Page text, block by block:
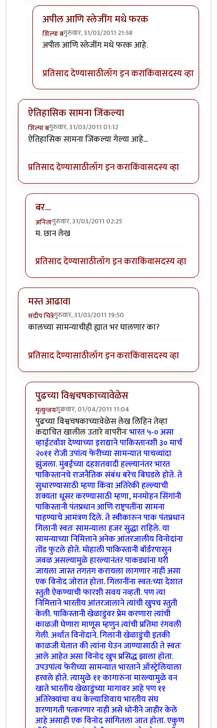
अपील आणि स्लेजींग मधे फरक
शिल्पा बगुरुवार, 31/03/2011 21:58
In reply toकिरण मोरे खुप जास्त अपील करत
अपील आणि स्लेजींग मधे फरक आहे.
प्रतिसाद देण्यासाठीलॉग इन कराकिंवासदस्य व्हा
ऐतिहासिक सामना जिंकल्या
शिल्पा बगुरुवार, 31/03/2011 01:12
ऐतिहासिक सामना जिंकल्या गेल्या आहे...
प्रतिसाद देण्यासाठीलॉग इन कराकिंवासदस्य व्हा
बर...
अनितागुरुवार, 31/03/2011 02:25
In reply to
म. छान लेख
प्रतिसाद देण्यासाठीलॉग इन कराकिंवासदस्य व्हा
मस्त आढावा
संदीप चित्रेगुरुवार, 31/03/2011 19:50
कालच्या सामन्याचीही ह्यात भर घालणार का?
प्रतिसाद देण्यासाठीलॉग इन कराकिंवासदस्य व्हा
पुढच्या विश्वचषकाच्यावेळेस
मृत्युन्जयशुक्रवार, 01/04/2011 11:04
In reply toमस्त आढावाbyसंदीप चित्रे
पुढच्या विश्वचषकाच्यावेळेस लेख लिहिन तेव्हा
कदाचित खालील उतारे वापरीनःभारत ५-० असा
व्हाईटवॉश देण्याच्या इराद्याने पाकिस्तानशी ३० मार्च
२०११ रोजी उपांत्य फेरीच्या सामन्यात पाचव्यांदा
झुंजला. मुंबईच्या दहशतवादी हल्ल्यानंतर भारत
पाकिस्तानचे राजनैतिक संबंध बरेच बिघडले होते. ते
सुधारण्यासाठी म्हणा किंवा अतिरेकी हल्ल्याची
शक्यता धूसर करण्यासाठी म्हणा, मनमोहन सिंगांनी
पाकिस्तानी पंतप्रधान आणि राष्ट्रपतींना सामना
पाहण्याचे आमंत्रण दिले. ते स्वीकारुन पाक पंतप्रधान
गिलानी स्वतः सामन्याला हजर सुद्धा राहिले. या
सामन्याच्या निमित्ताने अनेक आंतरजालीय विनोदांना
तोंड फुटले होते. मोहाली पाकिस्तानी बॉर्डरपासुन
जवळ असल्यामुळे हारल्यानंतर पाकड्यांना घरी
जायला जास्त तगतग करायला लागणार नाही असा
एक विनोद जोरात होता. गिलानींना स्वत:च्या देशात
स्तुती ऐकण्याची फारशी सवय नव्हती. पण त्या
निमित्ताने भारतीय आंतरजालाने त्यांची खुपच स्तुती
केली. पाकिस्तानी खेळाडुंवर प्रेम करणारा त्यांची
काळजी घेणारा माणूस म्हणुन त्यांची प्रतिमा रंगवली
गेली. अर्थात विनोदाने. गिलानी खेळाडुंची इतकी
काळजी घेतात की त्यांना घेउन जाण्यासाठी ते स्वतः
आले आहेत असा विनोद खुप प्रसिद्ध झाला होता.
उपउपांत्य फेरीच्या सामन्यात भारताने ऑस्ट्रेलियाला
हरवले होते. त्यामुळे ११ कागारुंना मारल्यामुळे वन
खाते भारतीय खेळाडुंच्या मागावर आहे पण ११
अतिरेक्यांचा वध केल्याशिवाय भारतीय संघ
शरणागती पत्करणार नाही असे धोनीने जाहीर केले
आहे असाही एक विनोद सांगितला जात होता. एकुण